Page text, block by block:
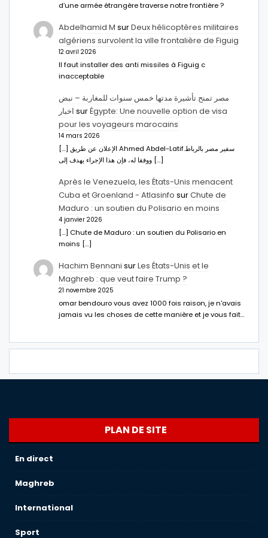
d’une armée étrangère traverse notre frontière ?
Abdelhamid M surDeux hélicoptères militaires
algériens survolent la ville frontalière de Figuig
12 avril 2026
Il faut installer des anti missiles à Figuig c
inacceptable
مصر تمنح تأشيرة مدتها خمس سنوات للمغاربة – نبض
اخبار surÉgypte: Une nouvelle option de visa
pour les voyageurs marocains
14 mars 2026
[…] الإعلان عن طريق Ahmed Abdel-Latifسفير مصر بالرباط.
ووفقا له، فإن هذا الإجراء يهدف إلى […]
Après le Venezuela, les États-Unis menacent
Cuba et Groenland - Atlasinfo surChute de
Maduro : un soutien du Polisario en moins
4 janvier 2026
[…] Chute de Maduro : un soutien du Polisario en
moins […]
Hachim Bennani surLes États-Unis et le
Maghreb : que veut faire Trump ?
21 novembre 2025
omar bendouro vous avez 1000 fois raison, je n'avais
jamais vu les choses de cette manière et je vous fait…
PLAN DE SITE
En direct
Maghreb
International
Sport